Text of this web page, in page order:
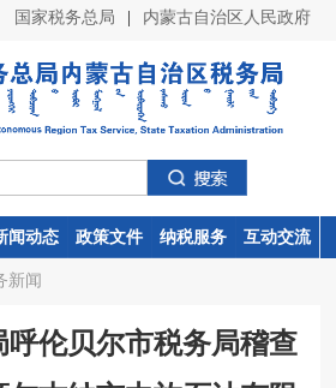
国家税务总局 内蒙古自治区人民政府
闻动态 政策文件 纳税服务 互动交流
闻动态 政策文件 纳税服务 互动交流
新闻
呼伦贝尔市税务局稽查